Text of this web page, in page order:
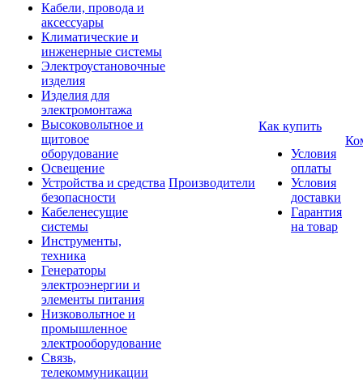
Кабели, провода и
аксессуары
Климатические и
инженерные системы
Электроустановочные
изделия
Изделия для
электромонтажа
Высоковольтное и
щитовое
оборудование
Освещение
Устройства и средства
безопасности
Кабеленесущие
системы
Инструменты,
техника
Генераторы
электроэнергии и
элементы питания
Низковольтное и
промышленное
электрооборудование
Связь,
телекоммуникации
Производители
Как купить
Условия
оплаты
Условия
доставки
Гарантия
на товар